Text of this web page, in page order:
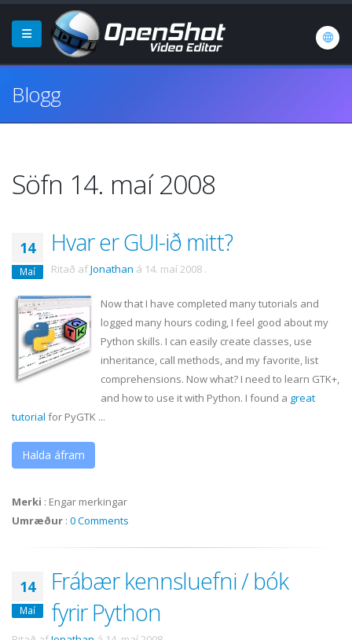
Blogg
Söfn 14. maí 2008
14
Maí
Hvar er GUI-ið mitt?
Ritað afJonathan á 14. maí 2008 .
Now that I have completed many tutorials and
logged many hours coding, I feel good about my
Python skills. I can easily create classes, use
inheritance, call methods, and my favorite, list
comprehensions. Now what? I need to learn GTK+,
and how to use it with Python. I found a great
tutorial for PyGTK ...
Halda áfram
Merki : Engar merkingar
Umræður : 0 Comments
14
Maí
Frábær kennsluefni / bók
fyrir Python